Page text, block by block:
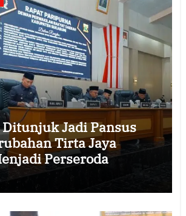
Jadi Pansus
Tirta Jaya
Perseroda